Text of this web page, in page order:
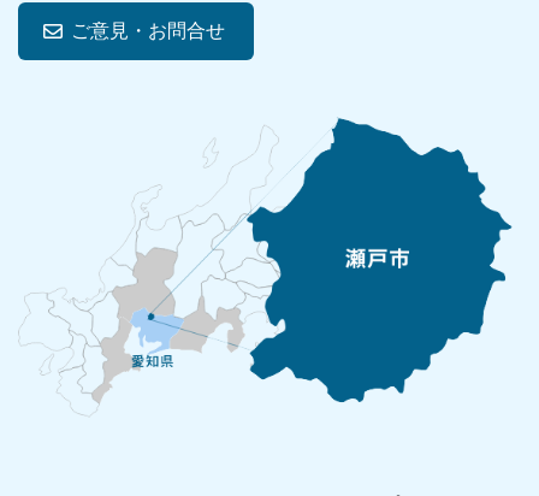
ご意見・お問合せ